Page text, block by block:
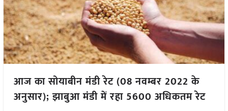
आज का सोयाबीन मंडी रेट (08 नवम्बर 2022 के
अनुसार); झाबुआ मंडी में रहा 5600 अधिकतम रेट